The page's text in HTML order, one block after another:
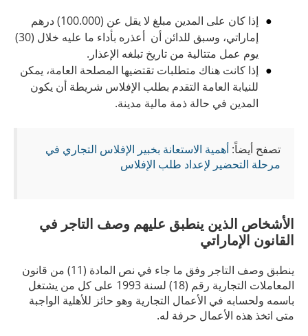
إذا كان على المدين مبلغ لا يقل عن (100.000) درهم
إماراتي، وسبق للدائن أن أعذره بأداء ما عليه خلال (30)
يوم عمل متتالية من تاريخ تبلغه الإعذار.
إذا كانت هناك متطلبات تقتضيها المصلحة العامة، يمكن
للنيابة العامة التقدم بطلب الإفلاس شريطة أن يكون
المدين في حالة ذمة مالية مدينة.
تصفح أيضاً: أهمية الاستعانة بخبير الإفلاس التجاري في
مرحلة التحضير لإعداد طلب الإفلاس
الأشخاص الذين ينطبق عليهم وصف التاجر في
القانون الإماراتي
ينطبق وصف التاجر وفق ما جاء في نص المادة (11) من قانون
المعاملات التجارية رقم (18) لسنة 1993 على كل من يشتغل
باسمه ولحسابه في الأعمال التجارية وهو حائز للأهلية الواجبة
متى اتخذ هذه الأعمال حرفة له.